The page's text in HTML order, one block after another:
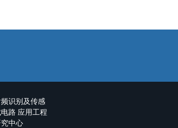
识别及传感
路 应用工程
中心